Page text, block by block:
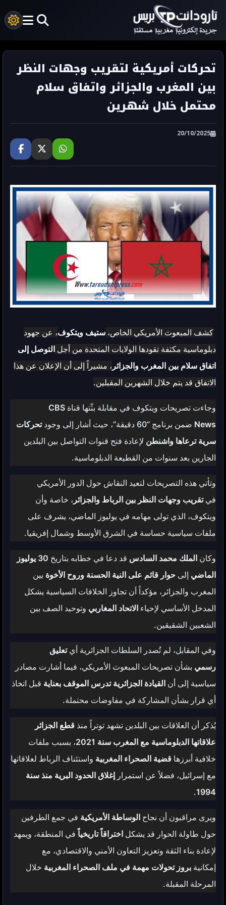
تحركات أمريكية لتقريب وجهات النظر
بين المغرب والجزائر واتفاق سلام
محتمل خلال شهرين
20/10/2025
كشف المبعوث الأمريكي الخاص، ستيف ويتكوف، عن جهود
دبلوماسية مكثفة تقودها الولايات المتحدة من أجل التوصل إلى
اتفاق سلام بين المغرب والجزائر ، مشيراً إلى أن الإعلان عن هذا
الاتفاق قد يتم خلال الشهرين المقبلين.
وجاءت تصريحات ويتكوف في مقابلة بثّتها قناة CBS
News ضمن برنامج “60 دقيقة”، حيث أشار إلى وجود
تحركات
سرية ترعاها واشنطن لإعادة فتح قنوات التواصل بين البلدين
الجارين بعد سنوات من القطيعة الدبلوماسية.
وتأتي هذه التصريحات لتعيد النقاش حول الدور الأمريكي
فيتقريب وجهات النظر بين الرباط والجزائر ، خاصة وأن
ويتكوف، الذي تولى مهامه في يوليوز الماضي، يشرف على
ملفات سياسية حساسة في الشرق الأوسط وشمال إفريقيا.
وكان الملك محمد السادس قد دعا في خطابه بتاريخ
30 يوليوز
الماضي إلى حوار قائم على النية الحسنة وروح الأخوة بين
المغرب والجزائر، مؤكداً أن تجاوز الخلافات السياسية يشكل
المدخل الأساسي لإحياء الاتحاد المغاربي وتوحيد الصف بين
الشعبين الشقيقين.
وفي المقابل، لم تُصدر السلطات الجزائرية أيتعليق
رسمي بشأن تصريحات المبعوث الأمريكي، فيما أشارت مصادر
سياسية إلى أن القيادة الجزائرية تدرس الموقف بعناية قبل اتخاذ
أي قرار بشأن المشاركة في مفاوضات محتملة.
يُذكر أن العلاقات بين البلدين تشهد توتراً منذ قطع الجزائر
علاقاتها الدبلوماسية مع المغرب سنة 2021
، بسبب ملفات
خلافية أبرزها قضية الصحراء المغربية واستئناف الرباط لعلاقاتها
مع إسرائيل، فضلاً عن استمرار إغلاق الحدود البرية منذ سنة
1994
.
ويرى مراقبون أن نجاح الوساطة الأمريكية في جمع الطرفين
حول طاولة الحوار قد يشكل اختراقاً تاريخياً في المنطقة، ويمهد
لإعادة بناء الثقة وتعزيز التعاون الأمني والاقتصادي، مع
إمكانية بروز تحولات مهمة في ملف الصحراء المغربية خلال
المرحلة المقبلة.